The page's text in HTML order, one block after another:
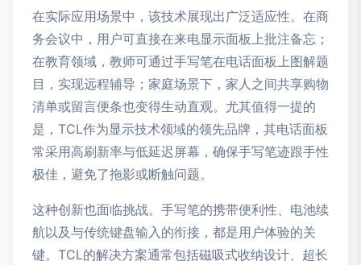
在实际应用场景中，该技术展现出广泛适应性。在商
务会议中，用户可直接在来电显示面板上批注备忘；
在教育领域，教师可通过手写笔在电话面板上图解题
目，实现远程辅导；家庭场景下，家人之间共享购物
清单或留言便条也变得生动直观。尤其值得一提的
是，TCL作为显示技术领域的领先品牌，其电话面板
常采用高刷新率与低延迟屏幕，确保手写笔迹跟手性
极佳，避免了拖影或断触问题。
这种创新也面临挑战。手写笔的携带便利性、电池续
航以及与传统键盘输入的衔接，都是用户体验的关
键。TCL的解决方案通常包括磁吸式收纳设计、超长